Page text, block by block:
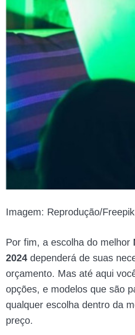
Imagem: Reprodução/Freepik
Por fim, a escolha do melhor
2024 dependerá de suas
orçamento. Mas até aqui
opções, e modelos que são
qualquer escolha dentro da
preço.